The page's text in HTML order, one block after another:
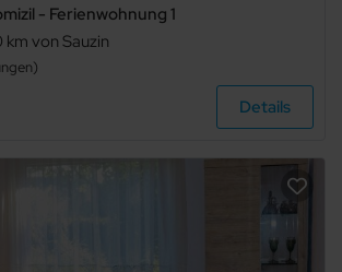
- Ferienwohnung 1
km von Sauzin
Details